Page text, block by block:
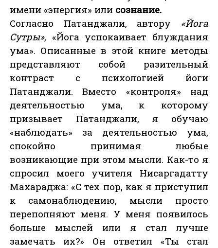
имени «энергия» или сознание.
Согласно Патанджали, автору «Йога
Сутры», «Йога успокаивает блуждания
ума». Описанные в этой книге методы
представляют собой разительный
контраст с психологией йоги
Патанджали. Вместо «контроля» над
деятельностью ума, к которому
призывает Патанджали, я обучаю
«наблюдать» за деятельностью ума,
спокойно принимая любые
возникающие при этом мысли. Как-то я
спросил моего учителя Нисаргадатту
Махараджа: «С тех пор, как я приступил
к самонаблюдению, мысли просто
переполняют меня. У меня появилось
больше мыслей или я стал лучше
замечать их?» Он ответил «Ты стал